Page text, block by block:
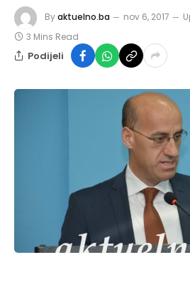
Byaktuelno.ba nov 6, 2017
3 Mins Read
Podijeli